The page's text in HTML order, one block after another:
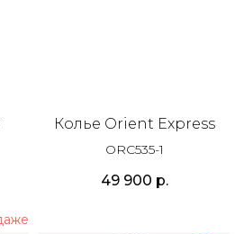
Колье Orient Express
ORC535-1
49 900 р.